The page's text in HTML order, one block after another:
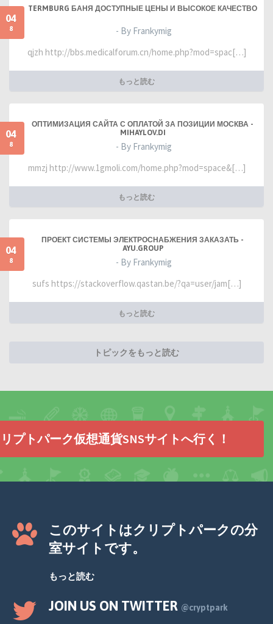
04
8
TERMBURG БАНЯ ДОСТУПНЫЕ ЦЕНЫ И ВЫСОКОЕ КАЧЕСТВО
- By Frankymig
qjzh http://bbs.medicalforum.cn/home.php?mod=spac[…]
もっと読む
04
8
ОПТИМИЗАЦИЯ САЙТА С ОПЛАТОЙ ЗА ПОЗИЦИИ МОСКВА -
MIHAYLOV.DI
- By Frankymig
mmzj http://www.1gmoli.com/home.php?mod=space&[…]
もっと読む
04
8
ПРОЕКТ СИСТЕМЫ ЭЛЕКТРОСНАБЖЕНИЯ ЗАКАЗАТЬ -
AYU.GROUP
- By Frankymig
sufs https://stackoverflow.qastan.be/?qa=user/jam[…]
もっと読む
トピックをもっと読む
プトパーク仮想通貨SNSサイトへ行く！
このサイトはクリプトパークの分
室サイトです。
もっと読む
JOIN US ON TWITTER @cryptpark